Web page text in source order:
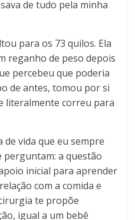
de tudo pela minha
para os 73 quilos. Ela
reganho de peso depois
percebeu que poderia
de antes, tomou por si
literalmente correu para
de vida que eu sempre
perguntam: a questão
inicial para aprender
com a comida e
te propõe
igual a um bebê